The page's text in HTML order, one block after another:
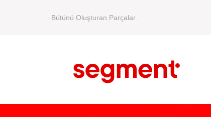
Bütünü Oluşturan Parçalar.